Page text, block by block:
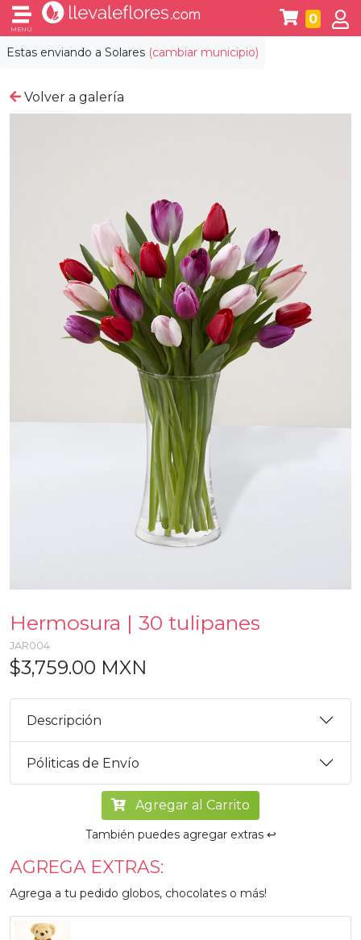
Estas enviando a Solares (cambiar municipio)
MENÚ
0
Volver a galería
Hermosura | 30 tulipanes
JAR004
$3,759.00 MXN
Descripción
Póliticas de Envío
Agregar al Carrito
También puedes agregar extras ↩️
AGREGA EXTRAS:
Agrega a tu pedido globos, chocolates o más!